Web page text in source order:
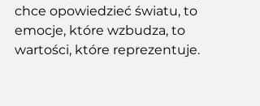
chce opowiedzieć światu, to
emocje, które wzbudza, to
wartości, które reprezentuje.